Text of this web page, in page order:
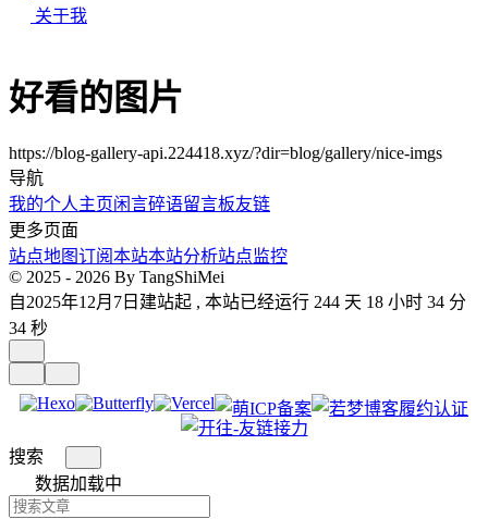
关于我
好看的图片
https://blog-gallery-api.224418.xyz/?dir=blog/gallery/nice-imgs
导航
我的个人主页闲言碎语留言板友链
更多页面
站点地图订阅本站本站分析站点监控
© 2025 - 2026 By TangShiMei
自2025年12月7日建站起 , 本站已经运行 244 天 18 小时 34 分
34 秒
搜索
数据加载中